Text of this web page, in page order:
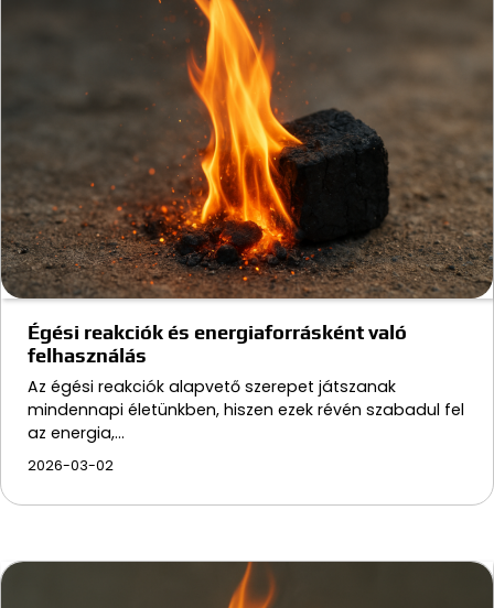
Égési reakciók és energiaforrásként való
felhasználás
Az égési reakciók alapvető szerepet játszanak
mindennapi életünkben, hiszen ezek révén szabadul fel
az energia,…
2026-03-02